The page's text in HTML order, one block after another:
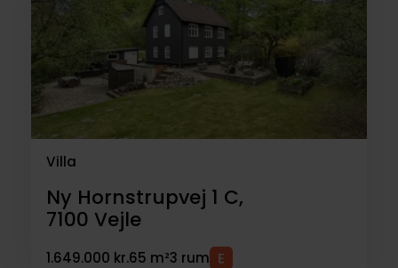
Villa
Ny Hornstrupvej 1 C,
7100 Vejle
1.649.000 kr.65 m²3 rum